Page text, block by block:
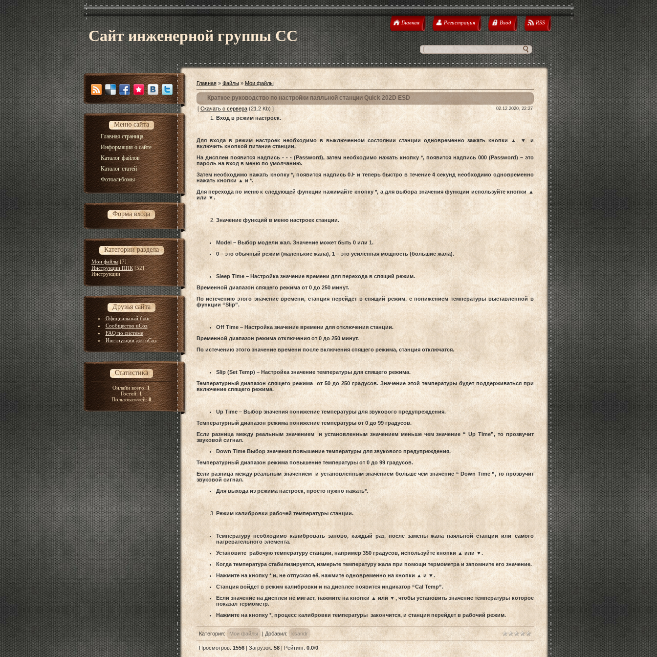
Сайт инженерной группы CC
Главная Регистрация Вход RSS
Меню сайта
Главная страница
Информация о сайте
Каталог файлов
Каталог статей
Фотоальбомы
Форма входа
Категории раздела
Мои файлы [7]
Инструкции ППК [52]
Инструкции
Друзья сайта
Официальный блог
Сообщество uCoz
FAQ по системе
Инструкции для uCoz
Статистика
Онлайн всего:1
Гостей:1
Пользователей:0
Главная» Файлы» Мои файлы
Краткое руководство по настройки паяльной станции Quick 202D ESD
[ Скачать с сервера(21.2 Kb) ] 02.12.2020, 22:27
Вход в режим настроек.
Для входа в режим настроек необходимо в выключенном состоянии станции одновременно зажать кнопки ▲ ▼ и
включить кнопкой питание станции.
На дисплеи появится надпись - - - (Password), затем необходимо нажать кнопку *, появится надпись 000 (Password) – это
пароль на вход в меню по умолчанию.
Затем необходимо нажать кнопку *, появится надпись 0.Ⱶ и теперь быстро в течение 4 секунд необходимо одновременно
нажать кнопки ▲ и *.
Для перехода по меню к следующей функции нажимайте кнопку *, а для выбора значения функции используйте кнопки ▲
или ▼.
Значение функций в меню настроек станции.
Model – Выбор модели жал. Значение может быть 0 или 1.
0 – это обычный режим (маленькие жала), 1 – это усиленная мощность (большие жала).
Sleep Time – Настройка значение времени для перехода в спящий режим.
Временной диапазон спящего режима от 0 до 250 минут.
По истечению этого значение времени, станция перейдет в спящий режим, с понижением температуры выставленной в
функции “Slip”.
Off Time – Настройка значение времени для отключения станции.
Временной диапазон режима отключения от 0 до 250 минут.
По истечению этого значение времени после включения спящего режима, станция отключатся.
Slip (Set Temp) – Настройка значение температуры для спящего режима.
Температурный диапазон спящего режима от 50 до 250 градусов. Значение этой температуры будет поддерживаться при
включение спящего режима.
Up Time – Выбор значения понижение температуры для звукового предупреждения.
Температурный диапазон режима понижение температуры от 0 до 99 градусов.
Если разница между реальным значением и установленным значением меньше чем значение “ Up Time”, то прозвучит
звуковой сигнал.
Down Time Выбор значения повышение температуры для звукового предупреждения.
Температурный диапазон режима повышение температуры от 0 до 99 градусов.
Если разница между реальным значением и установленным значением больше чем значение “ Down Time ”, то прозвучит
звуковой сигнал.
Для выхода из режима настроек, просто нужно нажать*.
Режим калибровки рабочей температуры станции.
Температуру необходимо калибровать заново, каждый раз, после замены жала паяльной станции или самого
нагревательного элемента.
Установите рабочую температуру станции, например 350 градусов, используйте кнопки ▲ или ▼.
Когда температура стабилизируется, измерьте температуру жала при помощи термометра и запомните его значение.
Нажмите на кнопку * и, не отпуская её, нажмите одновременно на кнопки ▲ и ▼.
Станция войдет в режим калибровки и на дисплее появится индикатор “Cal Temp”.
Если значение на дисплеи не мигает, нажмите на кнопки ▲ или ▼, чтобы установить значение температуры которое
показал термометр.
Нажмите на кнопку *, процесс калибровки температуры закончится, и станция перейдет в рабочий режим.
Категория: Мои файлы | Добавил: ksandr
Просмотров: 1556| Загрузок: 58| Рейтинг: 0.0/0